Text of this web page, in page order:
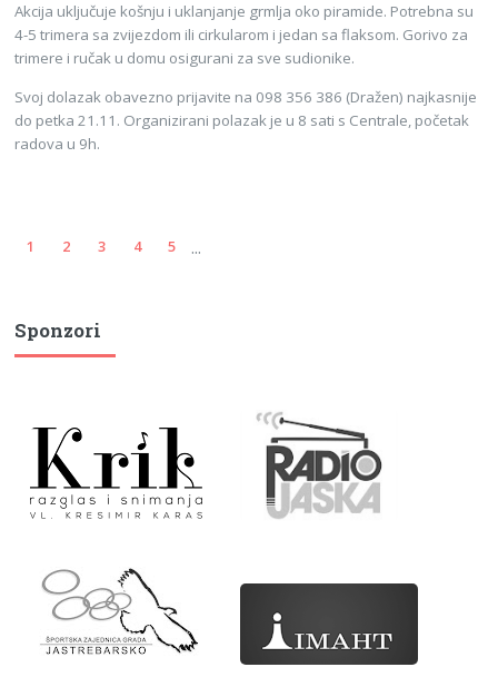
Akcija uključuje košnju i uklanjanje grmlja oko piramide. Potrebna su
4-5 trimera sa zvijezdom ili cirkularom i jedan sa flaksom. Gorivo za
trimere i ručak u domu osigurani za sve sudionike.
Svoj dolazak obavezno prijavite na 098 356 386 (Dražen) najkasnije
do petka 21.11. Organizirani polazak je u 8 sati s Centrale, početak
radova u 9h.
1 2 3 4 5 ...
Sponzori